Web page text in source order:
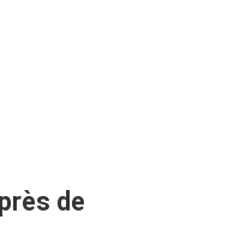
de